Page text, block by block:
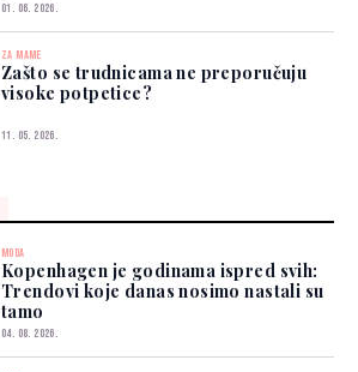
01. 06. 2026.
ZA MAME
Zašto se trudnicama ne preporučuju
visoke potpetice?
11. 05. 2026.
MODA
Kopenhagen je godinama ispred svih:
Trendovi koje danas nosimo nastali su
tamo
04. 08. 2026.